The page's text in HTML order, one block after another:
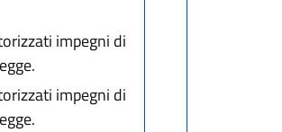
impegni di
impegni di